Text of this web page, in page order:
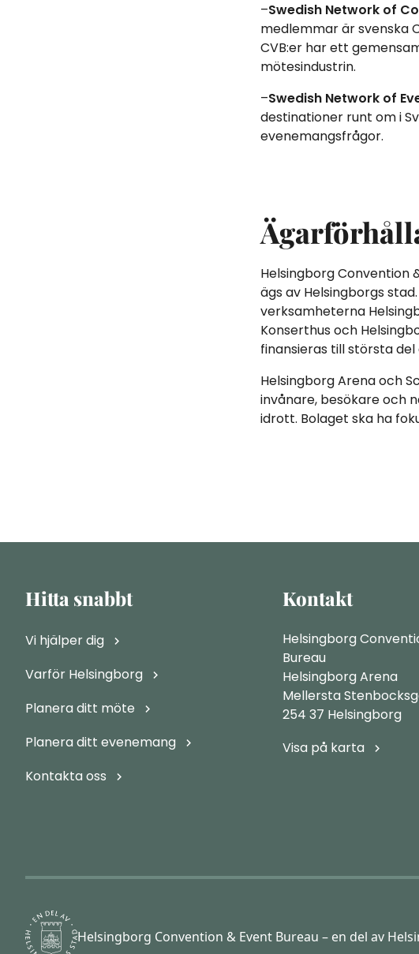
–Swedish Network of
medlemmar är svenska
CVB:er har ett
mötesindustrin.
–Swedish Network of
destinationer runt om i
evenemangsfrågor.
Helsingborg Convention
ägs av Helsingborgs
verksamheterna
Konserthus och
finansieras till största
Helsingborg Arena och
invånare, besökare och
idrott. Bolaget ska ha
Hitta snabbt
Vi hjälper dig
Varför Helsingborg
Planera ditt möte
Planera ditt evenemang
Kontakta oss
Kontakt
Helsingborg
Bureau
Helsingborg Arena
Mellersta
254 37 Helsingborg
Visa på karta
Helsingborg Convention & Event Bureau – en del av